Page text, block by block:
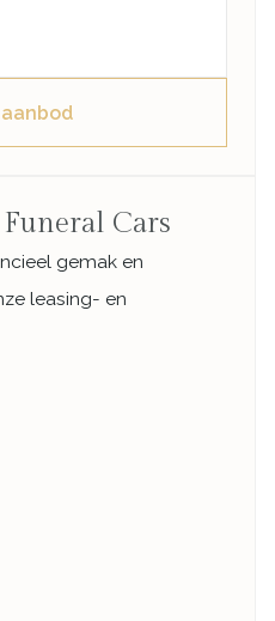
Cars
gemak en
leasing- en